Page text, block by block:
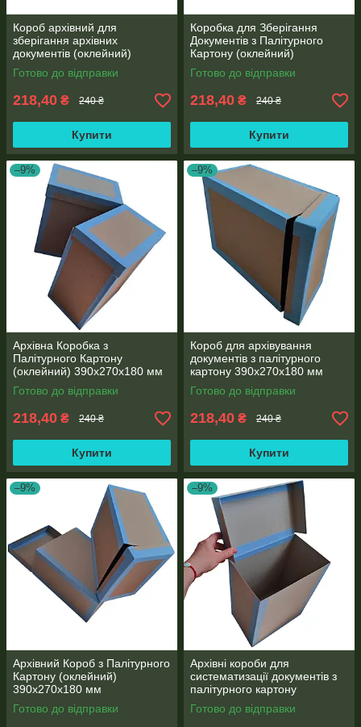
Короб архівний для
зберігання архівних
документів (оклейний)
390х270х180 мм
Готово до відправки
218,40 ₴ 240 ₴
Купити
Коробка для Зберігання
Документів з Палітурного
Картону (оклейний)
390х270х180 мм
Готово до відправки
218,40 ₴ 240 ₴
Купити
–9%
Архівна Коробка з
Палітурного Картону
(оклейний) 390х270х180 мм
Готово до відправки
218,40 ₴ 240 ₴
Купити
–9%
Короб для архівування
документів з палітурного
картону 390х270х180 мм
Готово до відправки
218,40 ₴ 240 ₴
Купити
–9%
Архівний Короб з Палітурного
Картону (оклейний)
390х270х180 мм
Готово до відправки
–9%
Архівні короби для
систематизації документів з
палітурного картону
(оклейний) 390x270x180 мм
Готово до відправки